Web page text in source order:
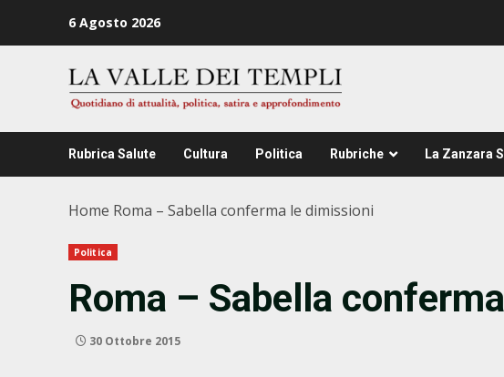
6 Agosto 2026
Rubrica Salute Cultura Politica Rubriche La Zanzara
Home Roma – Sabella conferma le dimissioni
Politica
Roma – Sabella
30 Ottobre 2015